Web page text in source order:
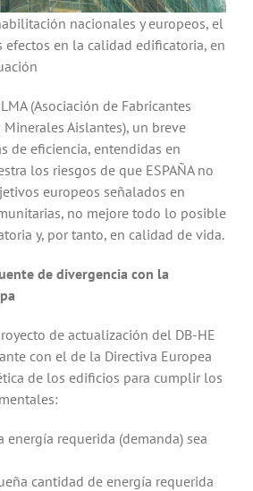
nacionales y europeos, el
efectos en la calidad edificatoria, en
(Asociación de Fabricantes
Aislantes), un breve
de eficiencia, entendidas en
los riesgos de que ESPAÑA no
europeos señalados en
no mejore todo lo posible
y, por tanto, en calidad de vida.
de divergencia con la
de actualización del DB-HE
con el de la Directiva Europea
de los edificios para cumplir los
energía requerida (demanda) sea
cantidad de energía requerida